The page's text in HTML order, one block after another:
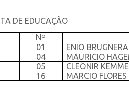
DE EDUCAÇÃO
Nº
01
ENIO BRUGNERA
04
MAURICIO
05
CLEONIR
16 MARCIO FLORES